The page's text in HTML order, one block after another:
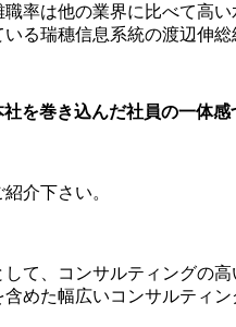
率は他の業界に比べて高
る瑞穗信息系統の渡辺伸総
を巻き込んだ社員の一体
介下さい。
て、コンサルティングの
めた幅広いコンサルティン